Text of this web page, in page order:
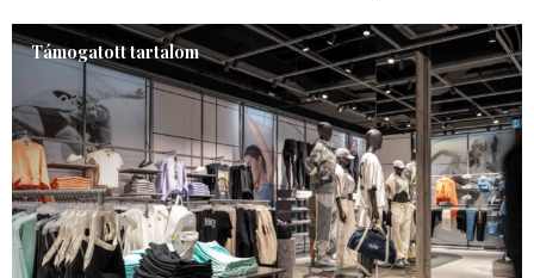
Támogatott tartalom